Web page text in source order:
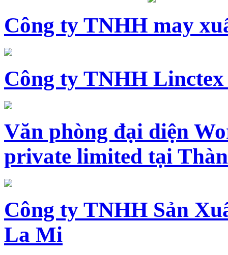
Công ty TNHH may
Công ty TNHH Linctex
Văn phòng đại diện
private limited tại
Công ty TNHH Sản
La Mi